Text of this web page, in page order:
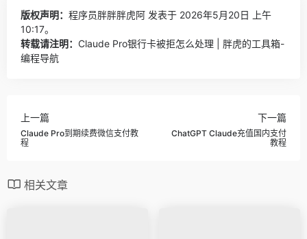
版权声明： 程序员胖胖胖虎阿 发表于 2026年5月20日 上午
10:17。
转载请注明： Claude Pro银行卡被拒怎么处理 | 胖虎的工具箱-
编程导航
上一篇
Claude Pro到期续费微信支付教
程
下一篇
ChatGPT Claude充值国内支付
教程
相关文章